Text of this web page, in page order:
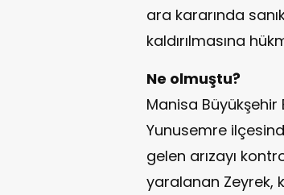
ara kararında
kaldırılmasına
Ne olmuştu?
Manisa Büyükşehir
Yunusemre
gelen arızayı
yaralanan Zeyrek,